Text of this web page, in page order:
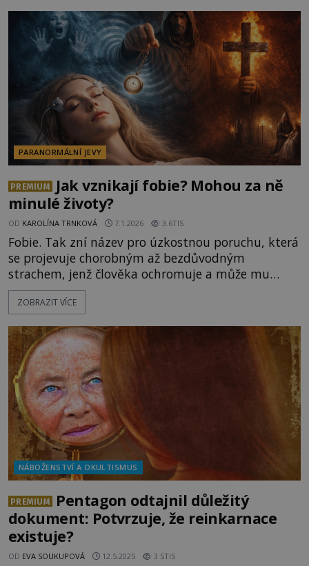
oznamuje, že dokáže vidět zesnulé příbuzné a co
víc, že s nimi údajně dokáže i mluvit. O pár let
později
PARANORMÁLNÍ JEVY
PREMIUM
Jak vznikají fobie? Mohou za ně
minulé životy?
OD KAROLÍNA TRNKOVÁ 7.1.2026 3.6TIS
Fobie. Tak zní název pro úzkostnou poruchu, která
se projevuje chorobným až bezdůvodným
strachem, jenž člověka ochromuje a může mu
vážně komplikovat běžný život. Co je však jejich
příčinou? Může odpověď ležet v naší minulosti?
některé obavy promění v paralyzující strach,
zatímco jiné rychle odezní. [gallery size="full"
ids="163035,163034,16303
ZOBRAZIT VÍCE
NÁBOŽENSTVÍ A OKULTISMUS
PREMIUM
Pentagon odtajnil důležitý
dokument: Potvrzuje, že reinkarnace
existuje?
OD EVA SOUKUPOVÁ 12.5.2025 3.5TIS